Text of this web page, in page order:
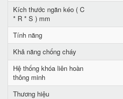
Kích thước ngăn kéo ( C
* R * S ) mm
Tính năng
Khả năng chống cháy
Hệ thống khóa liên hoàn
thông minh
Thương hiệu